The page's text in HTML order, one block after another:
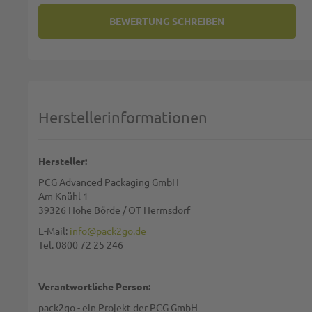
BEWERTUNG SCHREIBEN
Zusammenfassung:
Herstellerinformationen
Hersteller:
PCG Advanced Packaging GmbH
Am Knühl 1
39326 Hohe Börde / OT Hermsdorf
E-Mail: info@pack2go.de
Tel. 0800 72 25 246
Verantwortliche Person:
pack2go - ein Projekt der PCG GmbH